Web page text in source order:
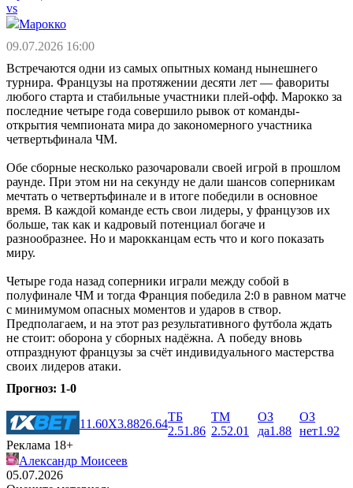
vs
Марокко
09.07.2026 16:00
Встречаются одни из самых опытных команд нынешнего
турнира. Французы на протяжении десяти лет — фавориты
любого старта и стабильные участники плей-офф. Марокко за
последние четыре года совершило рывок от команды-
открытия чемпионата мира до закономерного участника
четвертьфинала ЧМ.
Обе сборные несколько разочаровали своей игрой в прошлом
раунде. При этом ни на секунду не дали шансов соперникам
мечтать о четвертьфинале и в итоге победили в основное
время. В каждой команде есть свои лидеры, у французов их
больше, так как и кадровый потенциал богаче и
разнообразнее. Но и марокканцам есть что и кого показать
миру.
Четыре года назад соперники играли между собой в
полуфинале ЧМ и тогда Франция победила 2:0 в равном матче
с минимумом опасных моментов и ударов в створ.
Предполагаем, и на этот раз результативного футбола ждать
не стоит: оборона у сборных надёжна. А победу вновь
отпразднуют французы за счёт индивидуального мастерства
своих лидеров атаки.
Прогноз: 1-0
1 1.60X3.8826.64
ТБ
2.51.86
ТМ
2.52.01
ОЗ
да1.88
ОЗ
нет1.92
Реклама 18+
Александр Моисеев
05.07.2026